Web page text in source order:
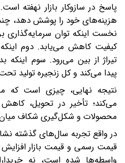
پاسخ در سازوکار بازار نهفته
هزینه‌های خود را پوشش دهد،
نخست اینکه توان سرمایه‌گذاری
کیفیت کاهش می‌یابد. دوم اینکه
تیراژ از بین می‌رود. سوم
پیدا می‌کند و کل زنجیره تولید
نتیجه نهایی، چیزی است که
می‌کند؛ تأخیر در تحویل،
محصولات و شکل‌گیری شکاف میان
در واقع تجربه سال‌های گذشته
قیمت رسمی و قیمت بازار
واسطه‌ها شده است، نه